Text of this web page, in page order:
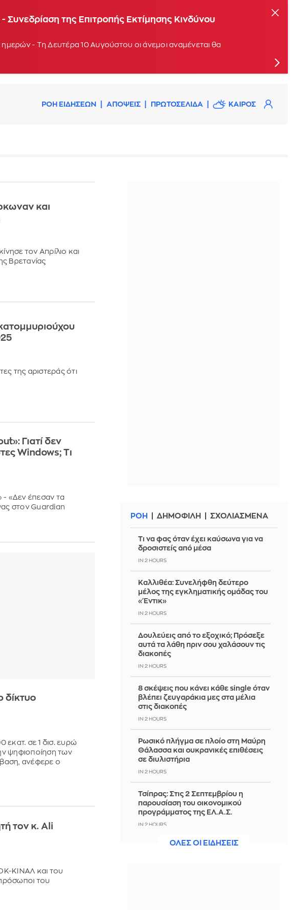
κινδύνου πυρκαγιάς
Συνεδρίαση της Επιτροπής Εκτίμησης Κινδύνου
- Τη Δευτέρα 10 Αυγούστου οι άνεμοι αναμένεται θα
ΡΟΗ ΕΙΔΗΣΕΩΝ ΑΠΟΨΕΙΣ ΠΡΩΤΟΣΕΛΙΔΑ ΚΑΙΡΟΣ
και
τον Απρίλιο και
Βρετανίας
της αριστεράς ότι
Γιατί δεν
Windows; Τι
- «Δεν έπεσαν τα
στον Guardian
δίκτυο
εκατ. σε 1 δισ. ευρώ
ψηφιοποίηση των
ανέφερε ο
τον κ. Ali
ΚΙΝΑΛ και του
του
ΡΟΗ ΔΗΜΟΦΙΛΗ ΣΧΟΛΙΑΣΜΕΝΑ
Τι να φας όταν έχει καύσωνα για να
δροσιστείς από μέσα
IN 2 HOURS
Καλλιθέα: Συνελήφθη δεύτερο
μέλος της εγκληματικής ομάδας του
«Έντικ»
IN 2 HOURS
Δουλεύεις από το εξοχικό; Πρόσεξε
αυτά τα λάθη πριν σου χαλάσουν τις
διακοπές
IN 2 HOURS
8 σκέψεις που κάνει κάθε single όταν
βλέπει ζευγαράκια μες στα μέλια
στις διακοπές
IN 2 HOURS
Ρωσικό πλήγμα σε πλοίο στη Μαύρη
Θάλασσα και ουκρανικές επιθέσεις
σε διυλιστήρια
IN 2 HOURS
Τσίπρας: Στις 2 Σεπτεμβρίου η
παρουσίαση του οικονομικού
προγράμματος της ΕΛ.Α.Σ.
IN 2 HOURS
Χαρδαλιάς: Καμία ανεμογεννήτρια
ΟΛΕΣ ΟΙ ΕΙΔΗΣΕΙΣ